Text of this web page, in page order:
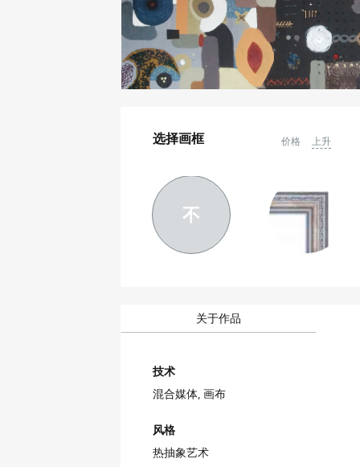
选择画框 价格 上升
不
关于作品
技术
混合媒体,画布
风格
热抽象艺术